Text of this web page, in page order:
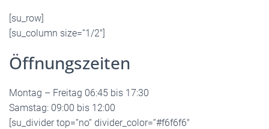
[su_row]
[su_column size=“1/2″]
Öffnungszeiten
Montag – Freitag 06:45 bis 17:30
Samstag: 09:00 bis 12:00
[su_divider top=“no“ divider_color=“#f6f6f6″